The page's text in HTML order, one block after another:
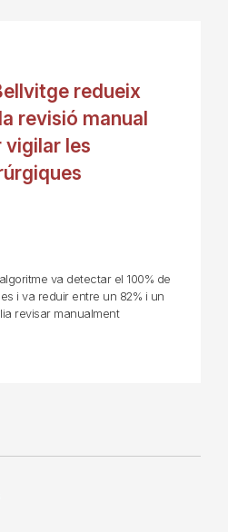
redueix
revisió manual
vigilar les
va detectar el 100% de
i va reduir entre un 82% i un
revisar manualment